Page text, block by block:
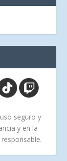
seguro y
y en la